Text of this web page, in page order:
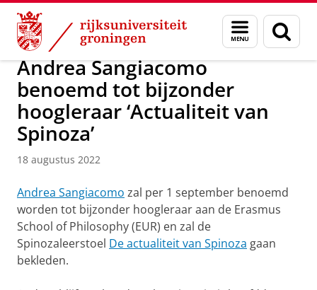
Skip
Content
Skip
Navigation
Menu
en
zoeken
Over ons Nieuws
Andrea Sangiacomo
benoemd tot bijzonder
hoogleraar ‘Actualiteit van
Spinoza’
18 augustus 2022
Andrea Sangiacomo zal per 1 september benoemd
worden tot bijzonder hoogleraar aan de Erasmus
School of Philosophy (EUR) en zal de
Spinozaleerstoel De actualiteit van Spinoza gaan
bekleden.